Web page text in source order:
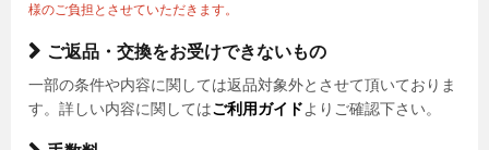
様のご負担とさせていただきます。
ご返品・交換をお受けできないもの
一部の条件や内容に関しては返品対象外とさせて頂いておりま
す。詳しい内容に関してはご利用ガイドよりご確認下さい。